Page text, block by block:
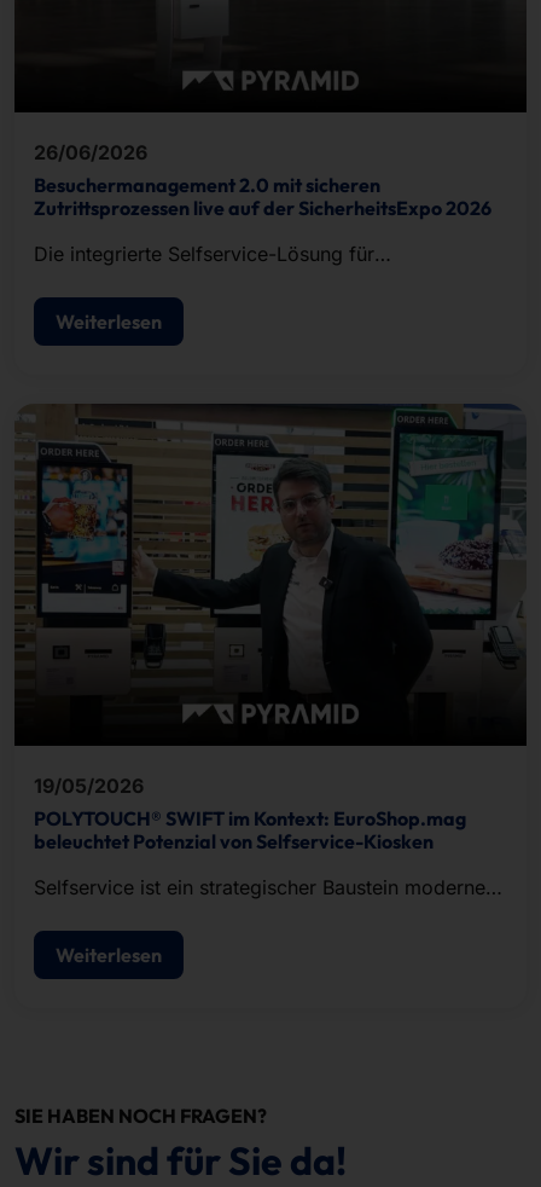
26/06/2026
Besuchermanagement 2.0 mit sicheren
Zutrittsprozessen live auf der SicherheitsExpo 2026
Die integrierte Selfservice-Lösung für
Zutrittskontrolle.
Weiterlesen
19/05/2026
POLYTOUCH® SWIFT im Kontext: EuroShop.mag
beleuchtet Potenzial von Selfservice-Kiosken
Selfservice ist ein strategischer Baustein moderner
Weiterlesen
SIE HABEN NOCH FRAGEN?
Wir sind für Sie da!